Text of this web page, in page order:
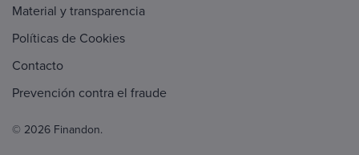
Material y transparencia
Políticas de Cookies
Contacto
Prevención contra el fraude
© 2026 Finandon.